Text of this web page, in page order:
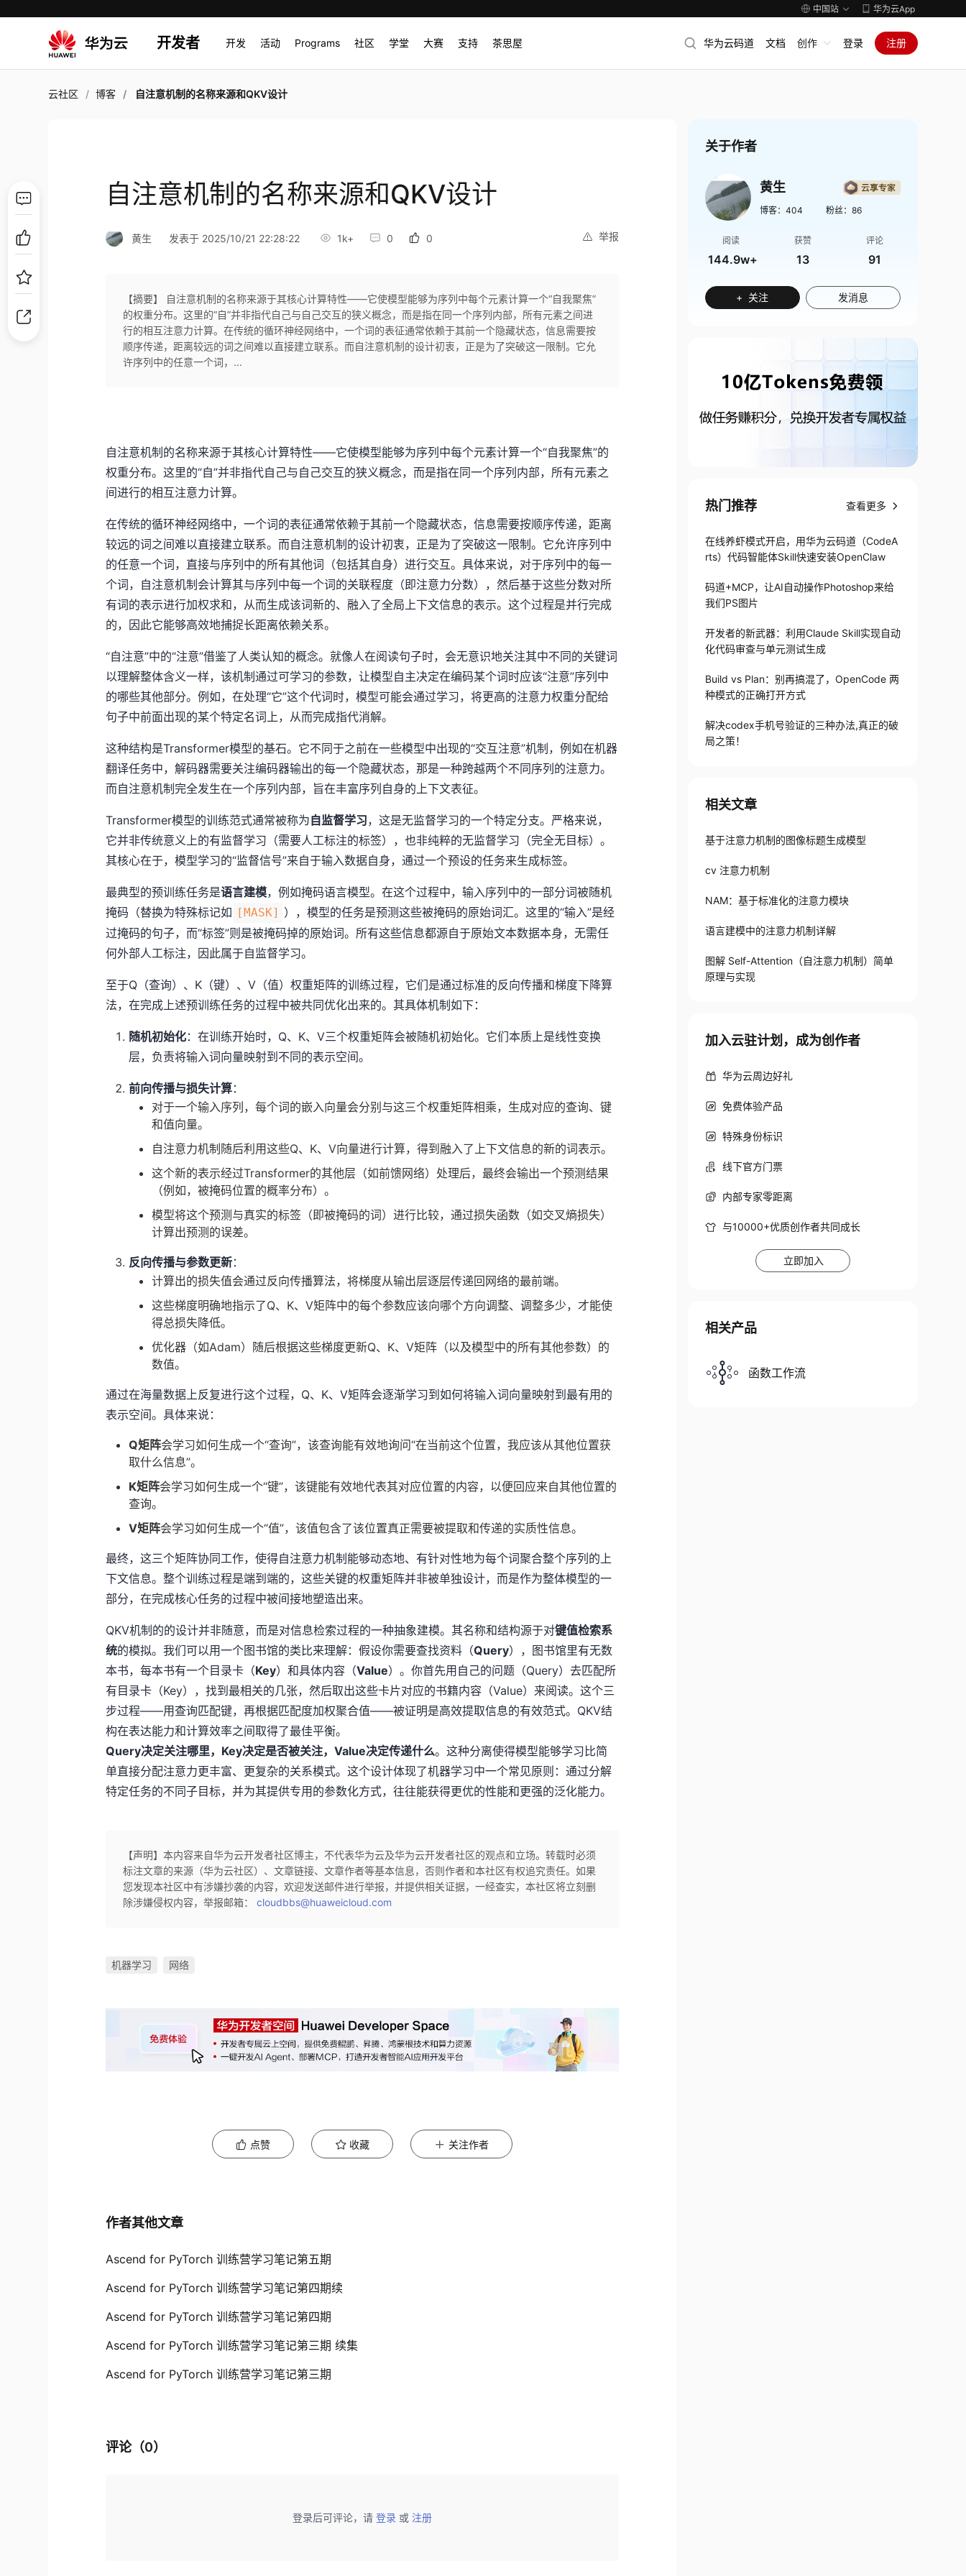
中国站 华为云App
开发者 开发 活动 Programs 社区 学堂 大赛 支持 茶思屋 华为云码道 文档 创作 登录 注册
云社区 博客 自注意机制的名称来源和QKV设计
自注意机制的名称来源和QKV设计
举报
黄生 发表于 2025/10/21 22:28:22 1k+ 0 0
【摘要】 自注意机制的名称来源于其核心计算特性——它使模型能够为序列中每个元素计算一个“自我聚焦”
的权重分布。这里的“自”并非指代自己与自己交互的狭义概念，而是指在同一个序列内部，所有元素之间进
行的相互注意力计算。在传统的循环神经网络中，一个词的表征通常依赖于其前一个隐藏状态，信息需要按
顺序传递，距离较远的词之间难以直接建立联系。而自注意机制的设计初衷，正是为了突破这一限制。它允
许序列中的任意一个词，...
自注意机制的名称来源于其核心计算特性——它使模型能够为序列中每个元素计算一个“自我聚焦”的
权重分布。这里的“自”并非指代自己与自己交互的狭义概念，而是指在同一个序列内部，所有元素之
间进行的相互注意力计算。
在传统的循环神经网络中，一个词的表征通常依赖于其前一个隐藏状态，信息需要按顺序传递，距离
较远的词之间难以直接建立联系。而自注意机制的设计初衷，正是为了突破这一限制。它允许序列中
的任意一个词，直接与序列中的所有其他词（包括其自身）进行交互。具体来说，对于序列中的每一
个词，自注意机制会计算其与序列中每一个词的关联程度（即注意力分数），然后基于这些分数对所
有词的表示进行加权求和，从而生成该词新的、融入了全局上下文信息的表示。这个过程是并行完成
的，因此它能够高效地捕捉长距离依赖关系。
“自注意”中的“注意”借鉴了人类认知的概念。就像人在阅读句子时，会无意识地关注其中不同的关键词
以理解整体含义一样，该机制通过可学习的参数，让模型自主决定在编码某个词时应该“注意”序列中
的哪些其他部分。例如，在处理“它”这个代词时，模型可能会通过学习，将更高的注意力权重分配给
句子中前面出现的某个特定名词上，从而完成指代消解。
这种结构是Transformer模型的基石。它不同于之前在一些模型中出现的“交互注意”机制，例如在机器
翻译任务中，解码器需要关注编码器输出的每一个隐藏状态，那是一种跨越两个不同序列的注意力。
而自注意机制完全发生在一个序列内部，旨在丰富序列自身的上下文表征。
Transformer模型的训练范式通常被称为自监督学习，这是无监督学习的一个特定分支。严格来说，
它并非传统意义上的有监督学习（需要人工标注的标签），也非纯粹的无监督学习（完全无目标）。
其核心在于，模型学习的“监督信号”来自于输入数据自身，通过一个预设的任务来生成标签。
最典型的预训练任务是语言建模，例如掩码语言模型。在这个过程中，输入序列中的一部分词被随机
掩码（替换为特殊标记如 [MASK] ），模型的任务是预测这些被掩码的原始词汇。这里的“输入”是经
过掩码的句子，而“标签”则是被掩码掉的原始词。所有这些信息都源自于原始文本数据本身，无需任
何外部人工标注，因此属于自监督学习。
至于Q（查询）、K（键）、V（值）权重矩阵的训练过程，它们是通过标准的反向传播和梯度下降算
法，在完成上述预训练任务的过程中被共同优化出来的。其具体机制如下：
随机初始化：在训练开始时，Q、K、V三个权重矩阵会被随机初始化。它们本质上是线性变换
层，负责将输入词向量映射到不同的表示空间。
前向传播与损失计算：
对于一个输入序列，每个词的嵌入向量会分别与这三个权重矩阵相乘，生成对应的查询、键
和值向量。
自注意力机制随后利用这些Q、K、V向量进行计算，得到融入了上下文信息的新的词表示。
这个新的表示经过Transformer的其他层（如前馈网络）处理后，最终会输出一个预测结果
（例如，被掩码位置的概率分布）。
模型将这个预测与真实的标签（即被掩码的词）进行比较，通过损失函数（如交叉熵损失）
计算出预测的误差。
反向传播与参数更新：
计算出的损失值会通过反向传播算法，将梯度从输出层逐层传递回网络的最前端。
这些梯度明确地指示了Q、K、V矩阵中的每个参数应该向哪个方向调整、调整多少，才能使
得总损失降低。
优化器（如Adam）随后根据这些梯度更新Q、K、V矩阵（以及模型中的所有其他参数）的
数值。
通过在海量数据上反复进行这个过程，Q、K、V矩阵会逐渐学习到如何将输入词向量映射到最有用的
表示空间。具体来说：
Q矩阵会学习如何生成一个“查询”，该查询能有效地询问“在当前这个位置，我应该从其他位置获
取什么信息”。
K矩阵会学习如何生成一个“键”，该键能有效地代表其对应位置的内容，以便回应来自其他位置的
查询。
V矩阵会学习如何生成一个“值”，该值包含了该位置真正需要被提取和传递的实质性信息。
最终，这三个矩阵协同工作，使得自注意力机制能够动态地、有针对性地为每个词聚合整个序列的上
下文信息。整个训练过程是端到端的，这些关键的权重矩阵并非被单独设计，而是作为整体模型的一
部分，在完成核心任务的过程中被间接地塑造出来。
QKV机制的的设计并非随意，而是对信息检索过程的一种抽象建模。其名称和结构源于对键值检索系
统的模拟。我们可以用一个图书馆的类比来理解：假设你需要查找资料（Query），图书馆里有无数
本书，每本书有一个目录卡（Key）和具体内容（Value）。你首先用自己的问题（Query）去匹配所
有目录卡（Key），找到最相关的几张，然后取出这些卡片对应的书籍内容（Value）来阅读。这个三
步过程——用查询匹配键，再根据匹配度加权聚合值——被证明是高效提取信息的有效范式。QKV结
构在表达能力和计算效率之间取得了最佳平衡。
Query决定关注哪里，Key决定是否被关注，Value决定传递什么。这种分离使得模型能够学习比简
单直接分配注意力更丰富、更复杂的关系模式。这个设计体现了机器学习中一个常见原则：通过分解
特定任务的不同子目标，并为其提供专用的参数化方式，往往能获得更优的性能和更强的泛化能力。
【声明】本内容来自华为云开发者社区博主，不代表华为云及华为云开发者社区的观点和立场。转载时必须
标注文章的来源（华为云社区）、文章链接、文章作者等基本信息，否则作者和本社区有权追究责任。如果
您发现本社区中有涉嫌抄袭的内容，欢迎发送邮件进行举报，并提供相关证据，一经查实，本社区将立刻删
除涉嫌侵权内容，举报邮箱：cloudbbs@huaweicloud.com
机器学习 网络
点赞 收藏 关注作者
作者其他文章
Ascend for PyTorch 训练营学习笔记第五期
Ascend for PyTorch 训练营学习笔记第四期续
Ascend for PyTorch 训练营学习笔记第四期
Ascend for PyTorch 训练营学习笔记第三期 续集
Ascend for PyTorch 训练营学习笔记第三期
评论（0）
登录后可评论，请 登录 或 注册
关于作者
黄生
博客： 404 粉丝： 86
阅读
144.9w+
获赞
13
评论
91
+ 关注 发消息
热门推荐 查看更多
在线养虾模式开启，用华为云码道（CodeA
rts）代码智能体Skill快速安装OpenClaw
码道+MCP，让AI自动操作Photoshop来给
我们PS图片
开发者的新武器：利用Claude Skill实现自动
化代码审查与单元测试生成
Build vs Plan：别再搞混了，OpenCode 两
种模式的正确打开方式
解决codex手机号验证的三种办法,真正的破
局之策！
相关文章
基于注意力机制的图像标题生成模型
cv 注意力机制
NAM：基于标准化的注意力模块
语言建模中的注意力机制详解
图解 Self-Attention（自注意力机制）简单
原理与实现
加入云驻计划，成为创作者
华为云周边好礼
免费体验产品
特殊身份标识
线下官方门票
内部专家零距离
与10000+优质创作者共同成长
立即加入
相关产品
函数工作流